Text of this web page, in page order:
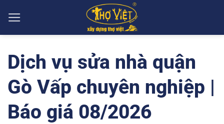
content
Dịch vụ sửa nhà quận
Gò Vấp chuyên nghiệp |
Báo giá 08/2026